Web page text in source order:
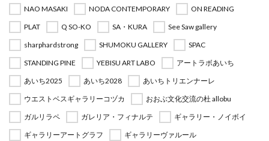
NAO MASAKI
NODA CONTEMPORARY
ON READING
PLAT
Q SO-KO SA・KURA
See Saw gallery
sharphardstrong
SHUMOKU GALLERY
SPAC
STANDING PINE
YEBISU ART LABO
アートラボあいち
あいち2025
あいち2028
あいちトリエンナーレ
ウエストベスギャラリーコヅカ
おおぶ文化交流の杜 allobu
ガルリラペ
ガレリア・フィナルテ
ギャラリー・ノイボイ
ギャラリーアートグラフ
ギャラリーヴァルール